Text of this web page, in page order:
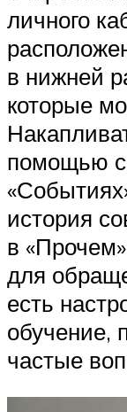
личного
в нижней
которые
помощью
история
в
для
есть
обучение,
частые